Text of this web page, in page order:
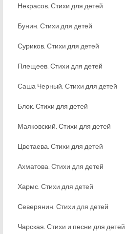
Некрасов. Стихи для детей
Бунин. Стихи для детей
Суриков. Стихи для детей
Плещеев. Стихи для детей
Саша Черный. Стихи для детей
Блок. Стихи для детей
Маяковский. Стихи для детей
Цветаева. Стихи для детей
Ахматова. Стихи для детей
Хармс. Стихи для детей
Северянин. Стихи для детей
Чарская. Стихи и песни для детей